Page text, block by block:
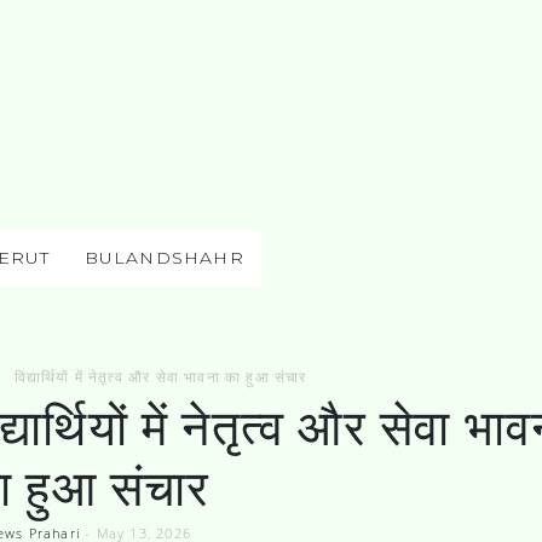
BULANDSHAHR
विद्यार्थियों में नेतृत्व और सेवा भावना का हुआ संचार
में नेतृत्व और सेवा
हुआ संचार
Prahari - May 13, 2026